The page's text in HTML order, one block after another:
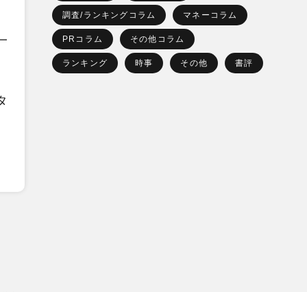
調査/ランキングコラム マネーコラム
PRコラム その他コラム
ランキング 時事 その他 書評